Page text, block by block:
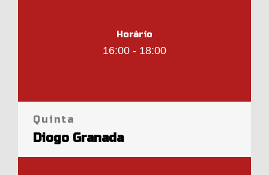
Horário
16:00 - 18:00
Quinta
Diogo Granada